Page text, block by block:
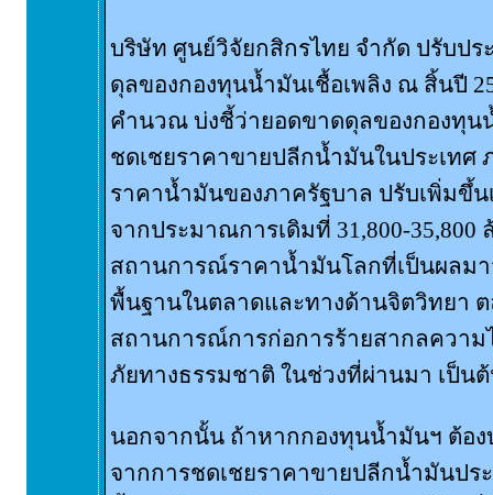
บริษัท ศูนย์วิจัยกสิกรไทย จำกัด ปรับป
ดุลของกองทุนน้ำมันเชื้อเพลิง ณ สิ้นปี
คำนวณ บ่งชี้ว่ายอดขาดดุลของกองทุน
ชดเชยราคาขายปลีกน้ำมันในประเทศ
ราคาน้ำมันของภาครัฐบาล ปรับเพิ่มขึ้น
จากประมาณการเดิมที่ 31,800-35,800
สถานการณ์ราคาน้ำมันโลกที่เป็นผลมา
พื้นฐานในตลาดและทางด้านจิตวิทยา
สถานการณ์การก่อการร้ายสากลความ
ภัยทางธรรมชาติ ในช่วงที่ผ่านมา เป็น
นอกจากนั้น ถ้าหากกองทุนน้ำมันฯ ต้อง
จากการชดเชยราคาขายปลีกน้ำมันปร